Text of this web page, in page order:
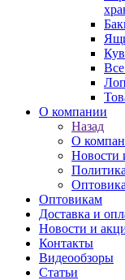
Все
О компании
Назад
О
Новости
Оптовикам
Доставка и
Новости и
Контакты
Видеообзоры
Статьи